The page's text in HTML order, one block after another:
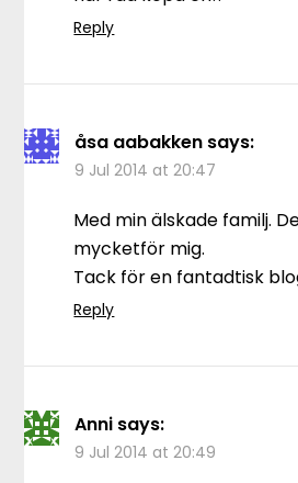
Reply
åsa aabakken says:
9 Jul 2014 at 20:47
Med min älskade familj.
mycketför mig.
Tack för en fantadtisk
Reply
Anni says:
9 Jul 2014 at 20:49